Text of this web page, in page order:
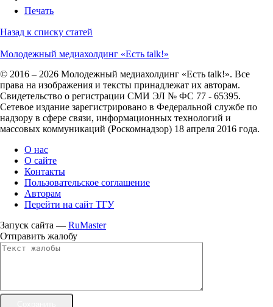
Печать
Назад к списку статей
Молодежный медиахолдинг «Есть talk!»
© 2016 – 2026 Молодежный медиахолдинг «Есть talk!». Все
права на изображения и тексты принадлежат их авторам.
Свидетельство о регистрации СМИ ЭЛ № ФС 77 - 65395.
Сетевое издание зарегистрировано в Федеральной службе по
надзору в сфере связи, информационных технологий и
массовых коммуникаций (Роскомнадзор) 18 апреля 2016 года.
О нас
О сайте
Контакты
Пользовательское соглашение
Авторам
Перейти на сайт ТГУ
Запуск сайта — RuMaster
Отправить жалобу